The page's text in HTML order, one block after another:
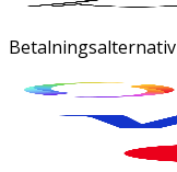
Betalningsalternativ